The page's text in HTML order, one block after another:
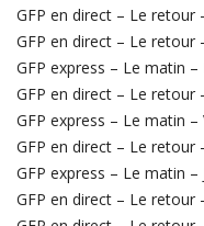
GFP en direct – Le retour
GFP en direct – Le retour
GFP express – Le matin
GFP en direct – Le retour
GFP express – Le matin
GFP en direct – Le retour
GFP express – Le matin –
GFP en direct – Le retour